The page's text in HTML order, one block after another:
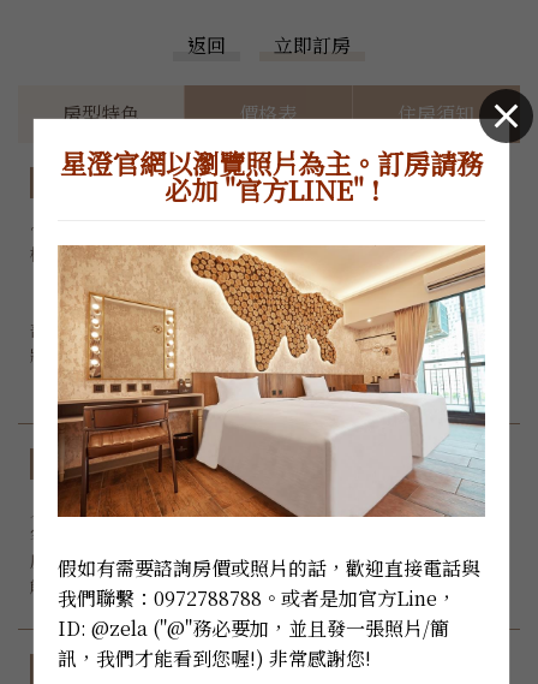
返回 立即訂房
房型特色 價格表 住房須知
房型特色
~因為官網控房不易，正確房況和價格，請加LINE或電洽櫃
檯，感謝您的體諒~
『在充滿冒險的熱帶雨林裡，有一個名叫Rainbow的部落，
部落裡有一位充滿熱情與勇氣的公主，
將帶領您穿梭在神秘的熱帶雨林裡探索未知的可能......』
房型規格
入住人數：
x 3
客房床型：8呎加大雙人床 *1+4呎加大單人床*1
房間大小：33 m²
能否加床：無
設備與服務
星澄官網以瀏覽照片為主。訂房請務
必加 "官方LINE" !
假如有需要諮詢房價或照片的話，歡迎直接電話與
我們聯繫：0972788788。或者是加官方Line，
ID: @zela ("@"務必要加，並且發一張照片/簡
訊，我們才能看到您喔!) 非常感謝您!